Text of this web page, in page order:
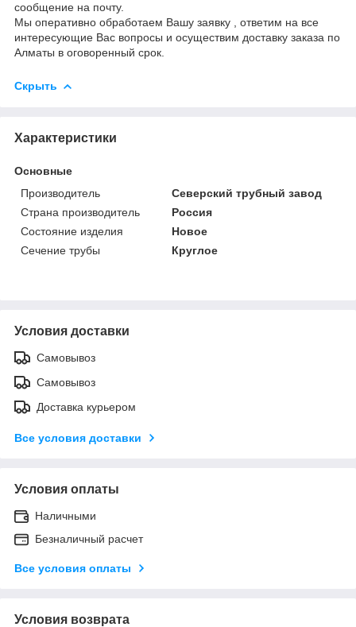
сообщение на почту.
Мы оперативно обработаем Вашу заявку , ответим на все
интересующие Вас вопросы и осуществим доставку заказа по
Алматы в оговоренный срок.
Скрыть
Характеристики
Основные
Производитель
Северский трубный завод
Страна производитель
Россия
Состояние изделия
Новое
Сечение трубы
Круглое
Условия доставки
Самовывоз
Самовывоз
Доставка курьером
Все условия доставки
Условия оплаты
Наличными
Безналичный расчет
Все условия оплаты
Условия возврата